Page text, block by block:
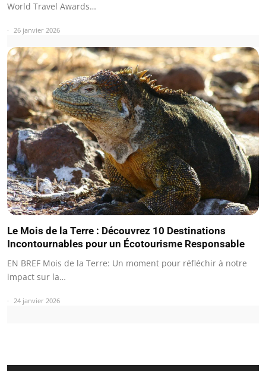
World Travel Awards…
26 janvier 2026
Le Mois de la Terre : Découvrez 10 Destinations
Incontournables pour un Écotourisme Responsable
EN BREF Mois de la Terre: Un moment pour réfléchir à notre
impact sur la…
24 janvier 2026